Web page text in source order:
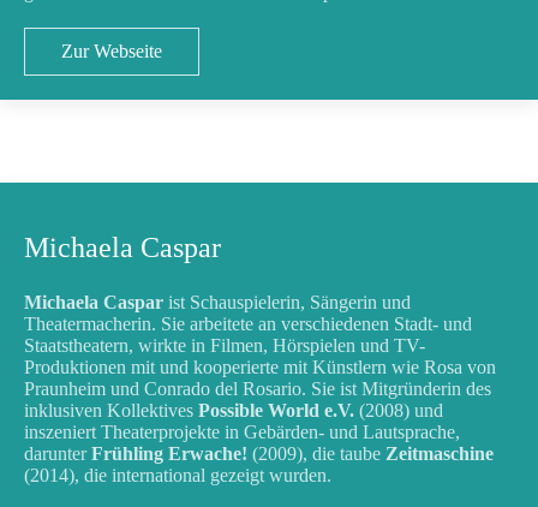
Zur Webseite
Michaela Caspar
Michaela Caspar ist Schauspielerin, Sängerin und
Theatermacherin. Sie arbeitete an verschiedenen Stadt- und
Staatstheatern, wirkte in Filmen, Hörspielen und TV-
Produktionen mit und kooperierte mit Künstlern wie Rosa von
Praunheim und Conrado del Rosario. Sie ist Mitgründerin des
inklusiven Kollektives Possible World e.V. (2008) und
inszeniert Theaterprojekte in Gebärden- und Lautsprache,
darunterFrühling Erwache! (2009), die taube Zeitmaschine
(2014), die international gezeigt wurden.